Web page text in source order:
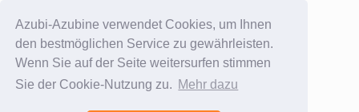
Azubi-Azubine verwendet Cookies, um Ihnen
den bestmöglichen Service zu gewährleisten.
Wenn Sie auf der Seite weitersurfen stimmen
Sie der Cookie-Nutzung zu. Mehr dazu